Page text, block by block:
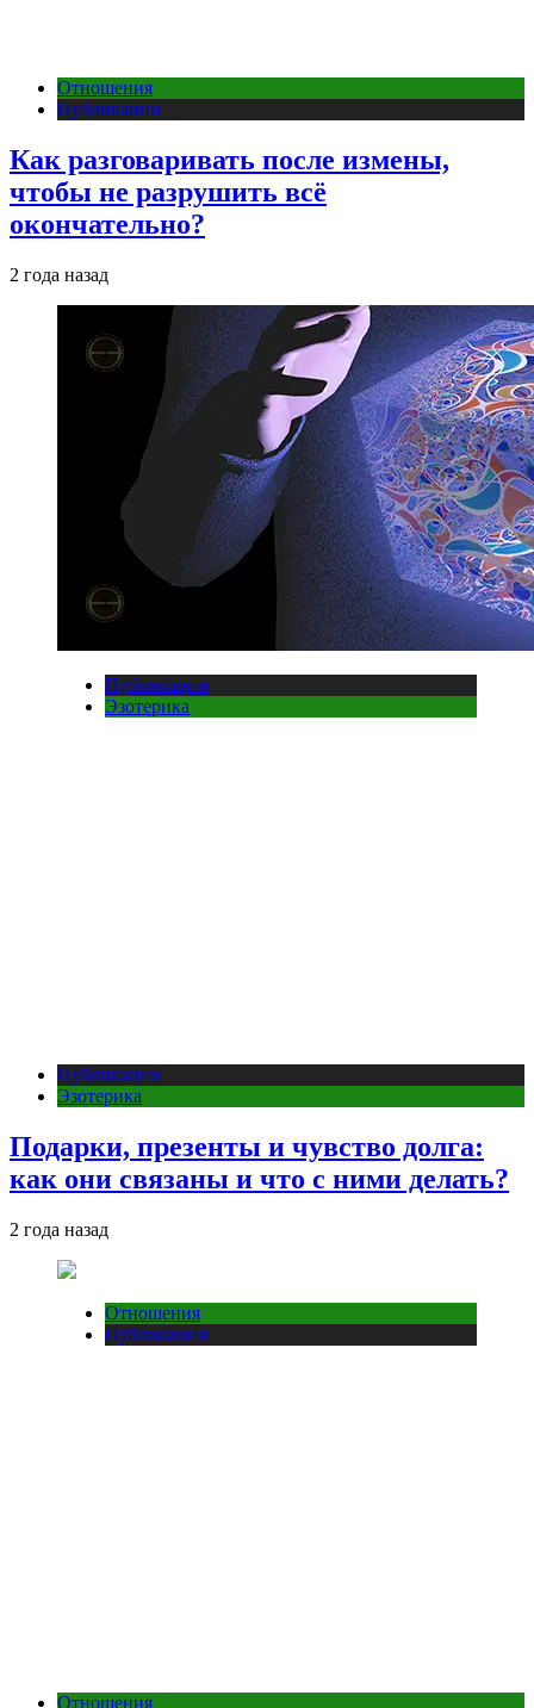
Отношения
Публикации
Как разговаривать после измены,
чтобы не разрушить всё
окончательно?
2 года назад
Публикации
Эзотерика
Публикации
Эзотерика
Подарки, презенты и чувство долга:
как они связаны и что с ними делать?
2 года назад
Отношения
Публикации
Отношения